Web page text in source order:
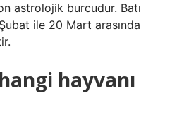
astrolojik burcudur. Batı
ile 20 Mart arasında
hayvanı